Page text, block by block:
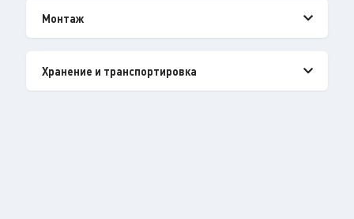
Монтаж
Хранение и транспортировка